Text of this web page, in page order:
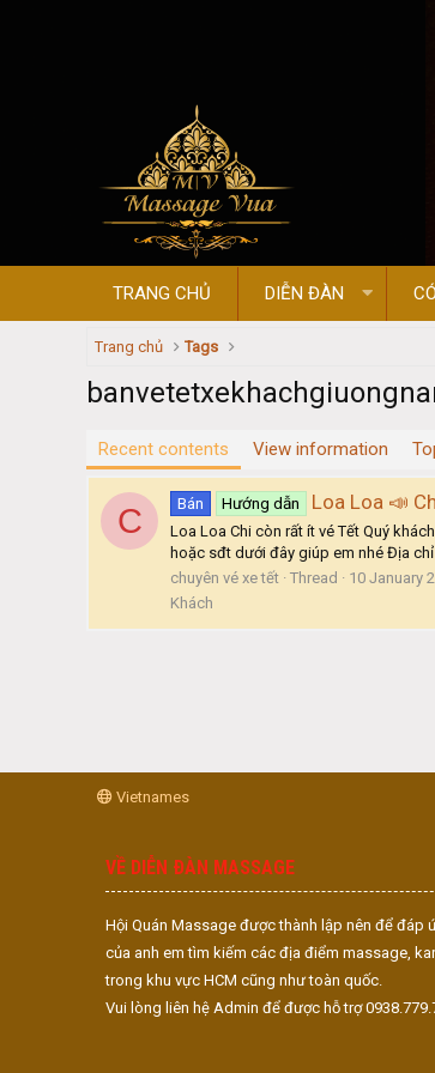
TRANG CHỦ DIỄN ĐÀN
Trang chủ Tags
Recent contents View information
C Bán Hướng dẫn Loa Loa 📣
Loa Loa Chi còn rất ít vé Tết Quý
hoặc sđt dưới đây giúp em nhé Địa chỉ
chuyên vé xe tết Thread 10 January
Khách
Vietnames
VỀ DIỄN ĐÀN MASSAGE
Hội Quán Massage được thành lập nên để đáp
của anh em tìm kiếm các địa điểm massage,
trong khu vực HCM cũng như toàn quốc.
Vui lòng liên hệ Admin để được hỗ trợ